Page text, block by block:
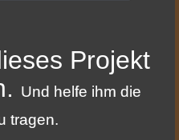
Projekt
Und helfe ihm die
tragen.